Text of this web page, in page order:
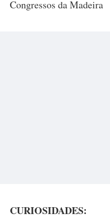
Congressos da Madeira
CURIOSIDADES: